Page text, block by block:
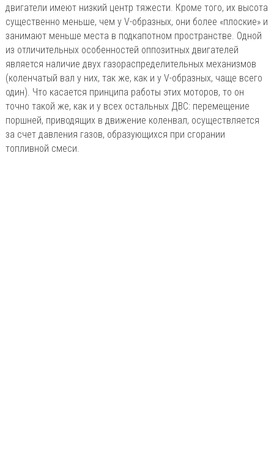
двигатели имеют низкий центр тяжести. Кроме того, их высота
существенно меньше, чем у V-образных, они более «плоские» и
занимают меньше места в подкапотном пространстве. Одной
из отличительных особенностей оппозитных двигателей
является наличие двух газораспределительных механизмов
(коленчатый вал у них, так же, как и у V-образных, чаще всего
один). Что касается принципа работы этих моторов, то он
точно такой же, как и у всех остальных ДВС: перемещение
поршней, приводящих в движение коленвал, осуществляется
за счет давления газов, образующихся при сгорании
топливной смеси.